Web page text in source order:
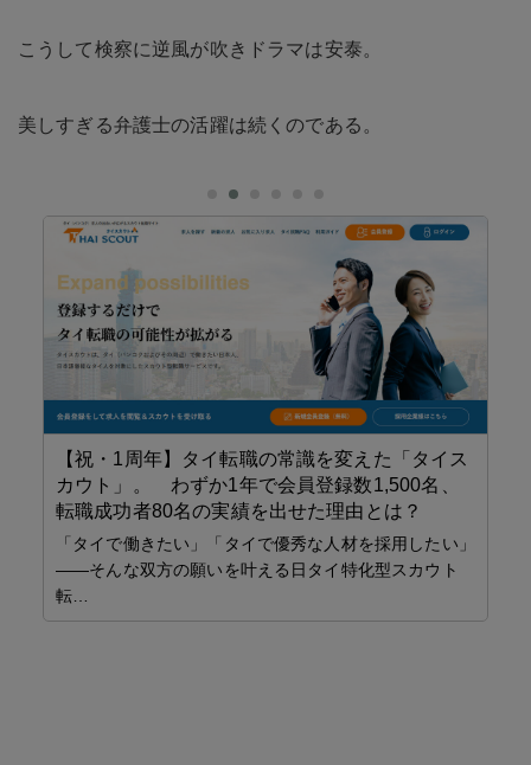
こうして検察に逆風が吹きドラマは安泰。
美しすぎる弁護士の活躍は続くのである。
【祝・1周年】タイ転職の常識を変えた「タイス
カウト」。 わずか1年で会員登録数1,500名、
転職成功者80名の実績を出せた理由とは？
「タイで働きたい」「タイで優秀な人材を採用したい」
——そんな双方の願いを叶える日タイ特化型スカウト
転…